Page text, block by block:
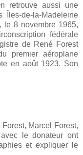
retrouve aussi une
Îles-de-la-Madeleine
le 8 novembre 1965,
fédérale
de René Forest
premier aéroplane
en août 1923. Son
Marcel Forest,
le donateur ont
et expliquer le